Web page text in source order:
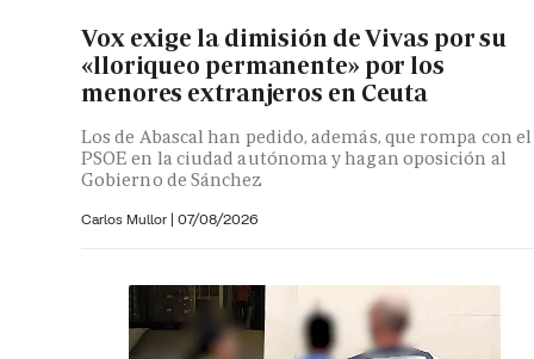
Vox exige la dimisión de Vivas por su
«lloriqueo permanente» por los
menores extranjeros en Ceuta
Los de Abascal han pedido, además, que rompa con el
PSOE en la ciudad autónoma y hagan oposición al
Gobierno de Sánchez
Carlos Mullor | 07/08/2026